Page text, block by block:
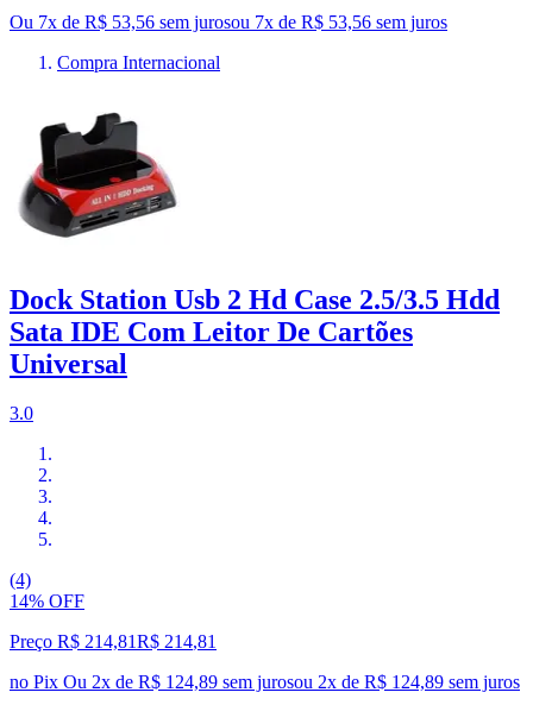
Ou 7x de R$ 53,56 sem jurosou 7x de R$ 53,56 sem juros
Compra Internacional
Dock Station Usb 2 Hd Case 2.5/3.5 Hdd
Sata IDE Com Leitor De Cartões
Universal
3.0
(4)
14% OFF
Preço R$ 214,81R$ 214,81
no Pix Ou 2x de R$ 124,89 sem jurosou 2x de R$ 124,89 sem juros